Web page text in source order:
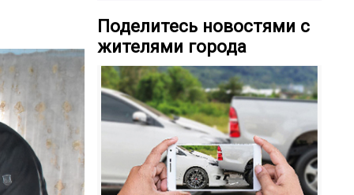
Поделитесь новостями с
жителями города